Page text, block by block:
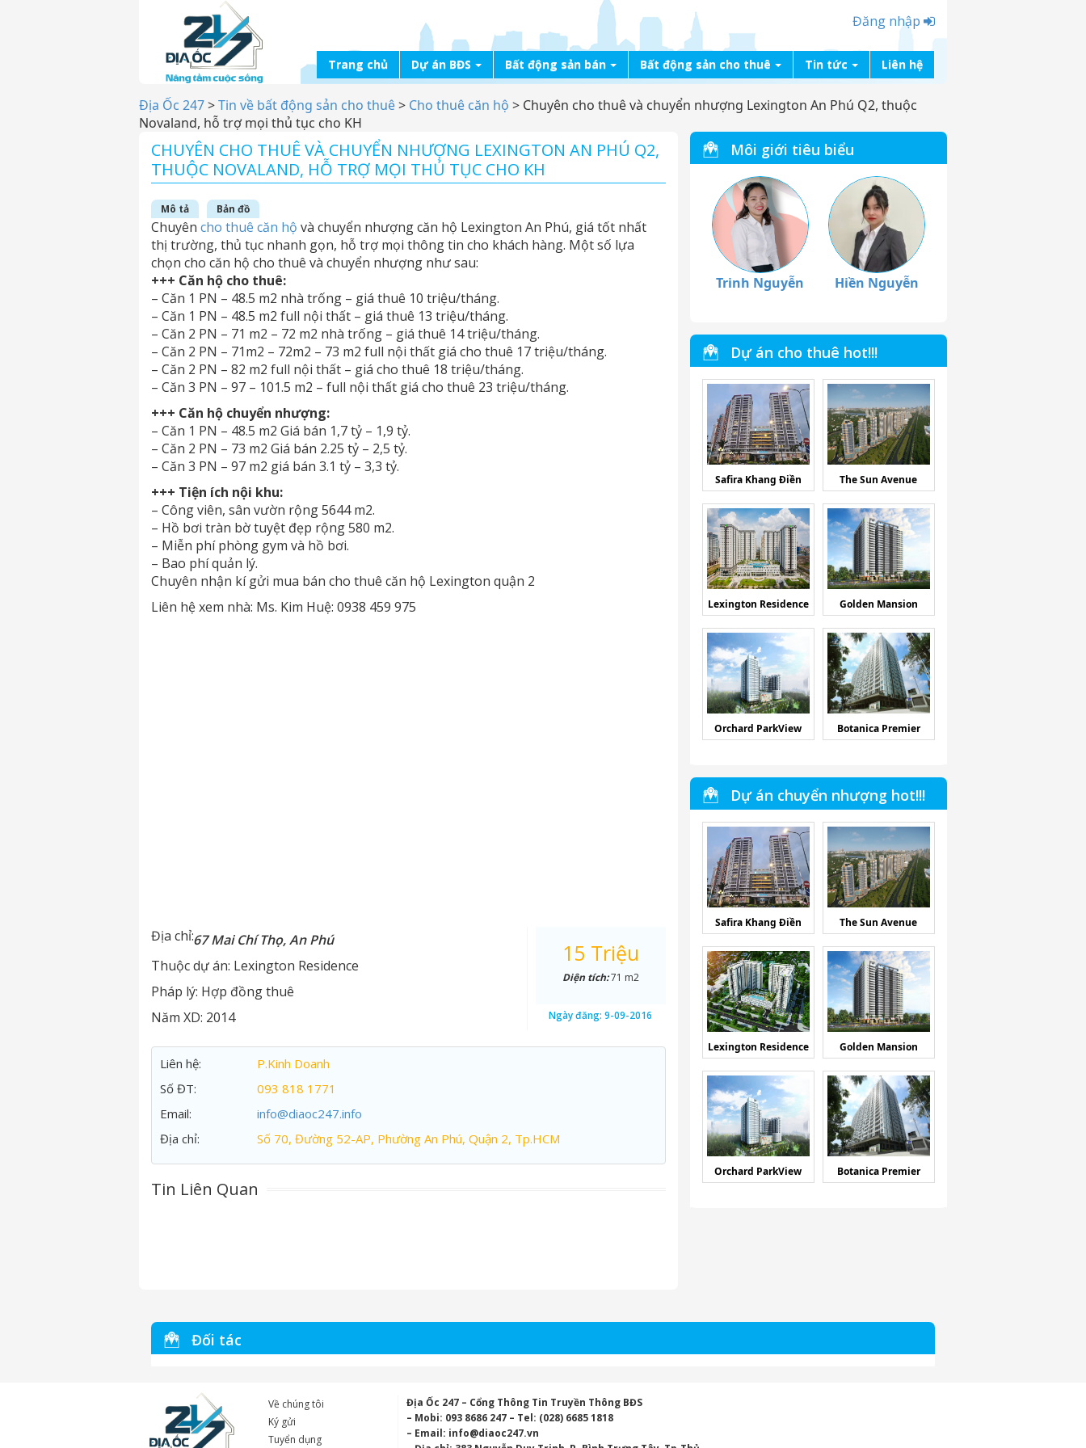
Đăng nhập
Trang chủ Dự án BĐS Bất động sản bán Bất động sản cho thuê Tin tức Liên hệ
Địa Ốc 247>Tin về bất động sản cho thuê> Cho thuê căn hộ > Chuyên cho thuê và chuyển nhượng Lexington An Phú Q2, thuộc
Novaland, hỗ trợ mọi thủ tục cho KH
CHUYÊN CHO THUÊ VÀ CHUYỂN NHƯỢNG LEXINGTON AN PHÚ Q2,
THUỘC NOVALAND, HỖ TRỢ MỌI THỦ TỤC CHO KH
Mô tả Bản đồ
Chuyên cho thuê căn hộ và chuyển nhượng căn hộ Lexington An Phú, giá tốt nhất
thị trường, thủ tục nhanh gọn, hỗ trợ mọi thông tin cho khách hàng. Một số lựa
chọn cho căn hộ cho thuê và chuyển nhượng như sau:
+++ Căn hộ cho thuê:
– Căn 1 PN – 48.5 m2 nhà trống – giá thuê 10 triệu/tháng.
– Căn 1 PN – 48.5 m2 full nội thất – giá thuê 13 triệu/tháng.
– Căn 2 PN – 71 m2 – 72 m2 nhà trống – giá thuê 14 triệu/tháng.
– Căn 2 PN – 71m2 – 72m2 – 73 m2 full nội thất giá cho thuê 17 triệu/tháng.
– Căn 2 PN – 82 m2 full nội thất – giá cho thuê 18 triệu/tháng.
– Căn 3 PN – 97 – 101.5 m2 – full nội thất giá cho thuê 23 triệu/tháng.
+++ Căn hộ chuyển nhượng:
– Căn 1 PN – 48.5 m2 Giá bán 1,7 tỷ – 1,9 tỷ.
– Căn 2 PN – 73 m2 Giá bán 2.25 tỷ – 2,5 tỷ.
– Căn 3 PN – 97 m2 giá bán 3.1 tỷ – 3,3 tỷ.
+++ Tiện ích nội khu:
– Công viên, sân vườn rộng 5644 m2.
– Hồ bơi tràn bờ tuyệt đẹp rộng 580 m2.
– Miễn phí phòng gym và hồ bơi.
– Bao phí quản lý.
Chuyên nhận kí gửi mua bán cho thuê căn hộ Lexington quận 2
Liên hệ xem nhà: Ms. Kim Huệ: 0938 459 975
Địa chỉ:67 Mai Chí Thọ, An Phú
Thuộc dự án: Lexington Residence
Pháp lý: Hợp đồng thuê
Năm XD: 2014
15 Triệu
Diện tích:71 m2
Ngày đăng:9-09-2016
Liên hệ:
P.Kinh Doanh
Số ĐT:
093 818 1771
Email:
info@diaoc247.info
Địa chỉ:
Số 70, Đường 52-AP, Phường An Phú, Quận 2, Tp.HCM
Tin Liên Quan
Môi giới tiêu biểu
Trinh Nguyễn Hiền Nguyễn
Dự án cho thuê hot!!!
Safira Khang Điền The Sun Avenue
Lexington Residence Golden Mansion
Orchard ParkView Botanica Premier
Dự án chuyển nhượng hot!!!
Safira Khang Điền The Sun Avenue
Lexington Residence Golden Mansion
Orchard ParkView Botanica Premier
Đối tác
Về chúng tôi
Ký gửi
Tuyển dụng
Địa Ốc 247 – Cổng Thông Tin Truyền Thông BĐS
– Mobi: 093 8686 247 – Tel: (028) 6685 1818
– Email: info@diaoc247.vn